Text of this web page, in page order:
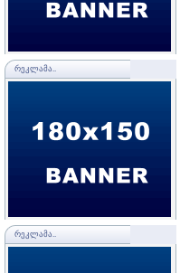
ᲠᲔᲙᲚᲐᲛᲐ..
ᲠᲔᲙᲚᲐᲛᲐ..